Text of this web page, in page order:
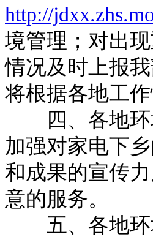
http://
境管理；对出
情况及时上报
将根据各地工
四、各地环
加强对家电下
和成果的宣传
意的服务。
五、各地环